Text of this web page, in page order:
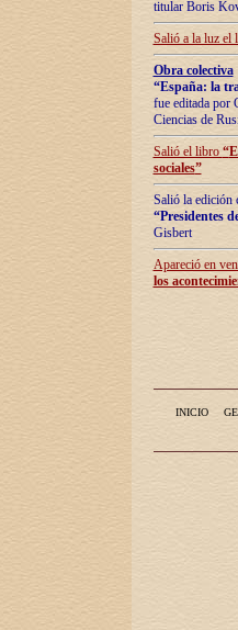
titular Boris
Salió a la luz el
Obra colectiva
“España: la
fue editada por
Ciencias de
Salió el libro “
sociales”
Salió la edición
“Presidentes
Gisbert
Apareció en
los
INICIO